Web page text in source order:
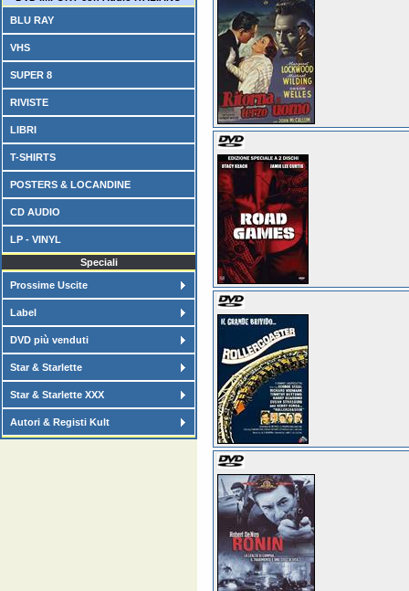
BLU RAY
VHS
SUPER 8
RIVISTE
LIBRI
T-SHIRTS
POSTERS & LOCANDINE
CD AUDIO
LP - VINYL
Speciali
Prossime Uscite
Label
DVD più venduti
Star & Starlette
Star & Starlette XXX
Autori & Registi Kult